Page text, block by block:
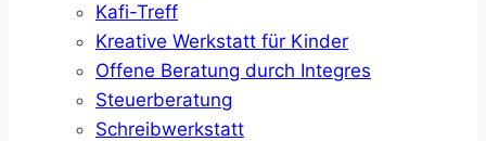
Kafi-Treff
Kreative Werkstatt für Kinder
Offene Beratung durch Integres
Steuerberatung
Schreibwerkstatt